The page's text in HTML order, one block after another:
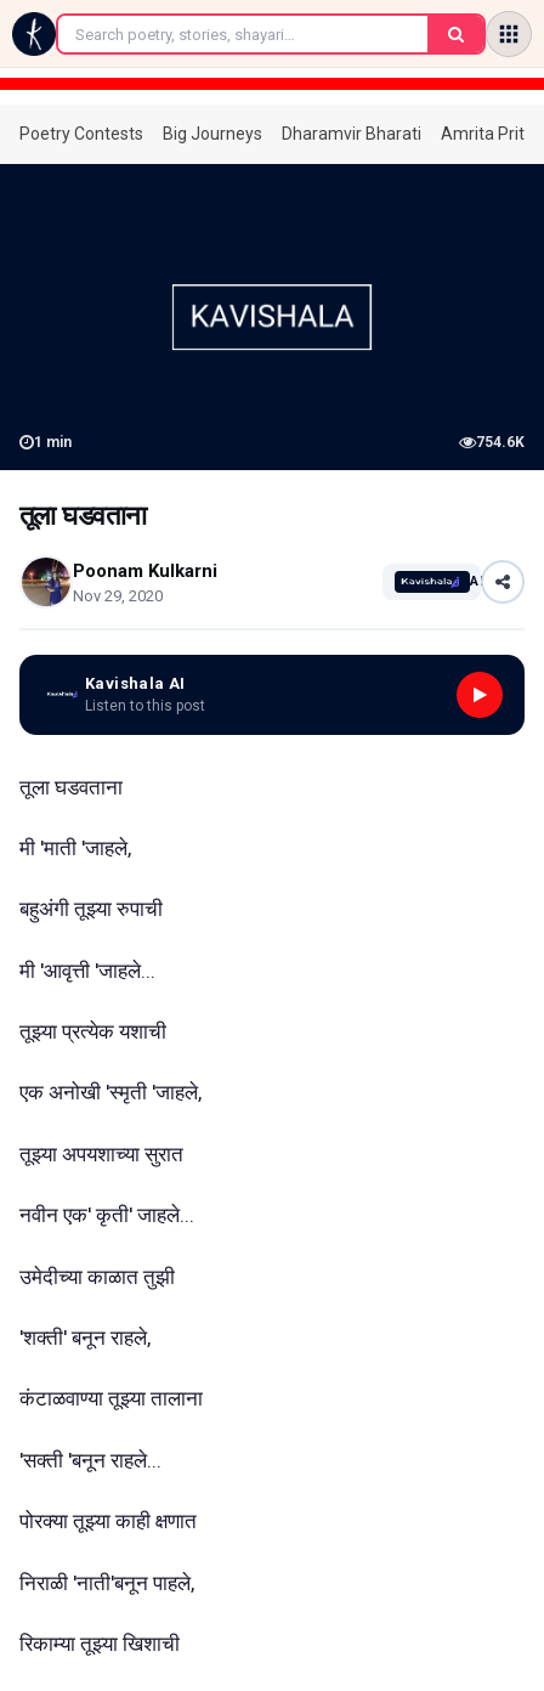
←
Poetry Contests Big Journeys Dharamvir Bharati Amrita
1 min 754.6K
तूला घडवताना
Poonam Kulkarni
Nov 29, 2020
AI
Kavishala AI
Listen to this post
तूला घडवताना
मी 'माती 'जाहले,
बहुअंगी तूझ्या रुपाची
मी 'आवृत्ती 'जाहले...
तूझ्या प्रत्येक यशाची
एक अनोखी 'स्मृती 'जाहले,
तूझ्या अपयशाच्या सुरात
नवीन एक' कृती' जाहले...
उमेदीच्या काळात तुझी
'शक्ती' बनून राहले,
कंटाळवाण्या तूझ्या तालाना
'सक्ती 'बनून राहले...
पोरक्या तूझ्या काही क्षणात
निराळी 'नाती'बनून पाहले,
रिकाम्या तूझ्या खिशाची